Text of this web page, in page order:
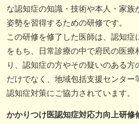
な認知症の知識・技術や本人・家族
姿勢を習得するための研修です。
この研修を修了した医師は、認知症
をもち、日常診療の中で府民の医療
り、認知症の方やその疑いのある方
だけでなく、地域包括支援センター
認知症対策にご協力されています。
かかりつけ医認知症対応力向上研修